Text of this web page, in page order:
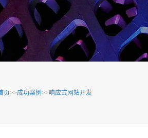
页>>成功案例 >>响应式网站开发